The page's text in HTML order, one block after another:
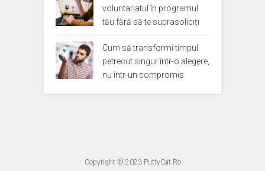
voluntariatul în programul
tău fără să te suprasoliciți
Cum să transformi timpul
petrecut singur într-o alegere,
nu într-un compromis
Copyright © 2023 PuttyCat.Ro